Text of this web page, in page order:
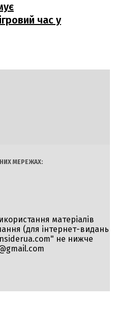
час у
МЕРЕЖАХ:
матеріалів
(для інтернет-видань
не нижче